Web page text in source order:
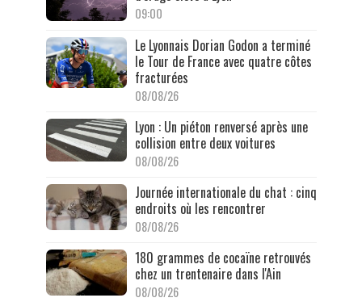
09:00
Le Lyonnais Dorian Godon a terminé
le Tour de France avec quatre côtes
fracturées
08/08/26
Lyon : Un piéton renversé après une
collision entre deux voitures
08/08/26
Journée internationale du chat : cinq
endroits où les rencontrer
08/08/26
180 grammes de cocaïne retrouvés
chez un trentenaire dans l'Ain
08/08/26